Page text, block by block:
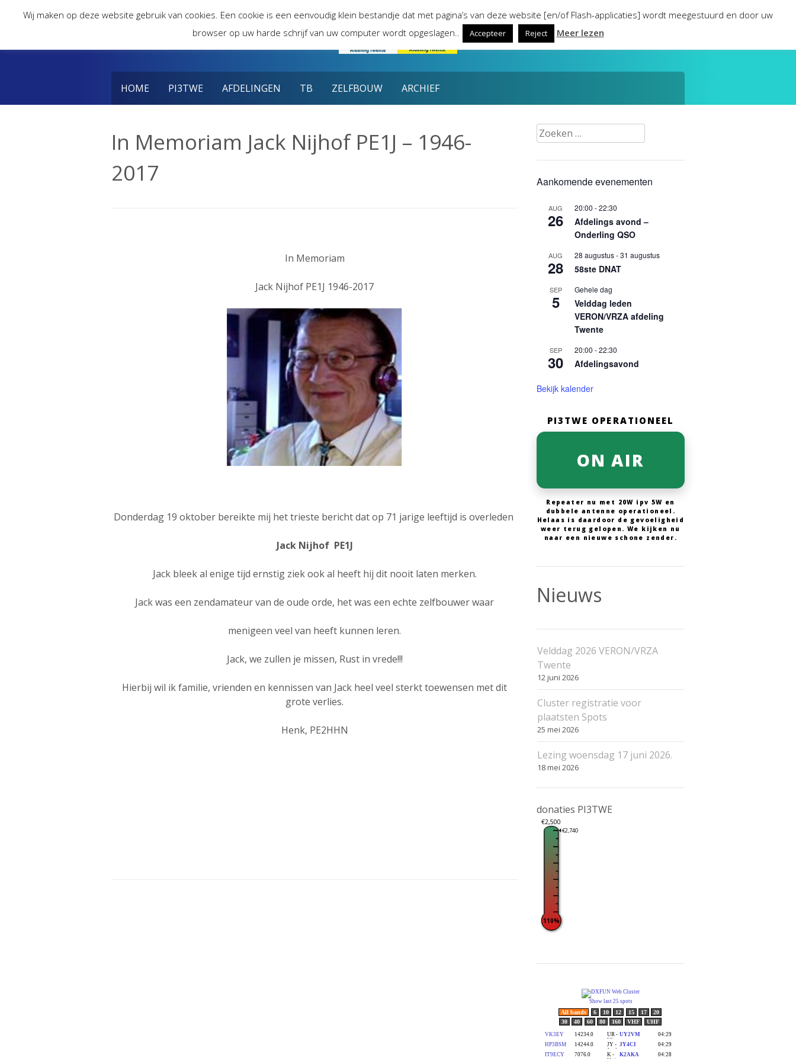
HOME PI3TWE AFDELINGEN TB ZELFBOUW ARCHIEF
In Memoriam Jack Nijhof PE1J – 1946-
2017
In Memoriam
Jack Nijhof PE1J 1946-2017
Donderdag 19 oktober bereikte mij het trieste bericht dat op 71 jarige leeftijd is overleden
Jack Nijhof PE1J
Jack bleek al enige tijd ernstig ziek ook al heeft hij dit nooit laten merken.
Jack was een zendamateur van de oude orde, het was een echte zelfbouwer waar
menigeen veel van heeft kunnen leren.
Jack, we zullen je missen, Rust in vrede!!!
Hierbij wil ik familie, vrienden en kennissen van Jack heel veel sterkt toewensen met dit
grote verlies.
Henk, PE2HHN
Zoeken
naar:
Aankomende evenementen
AUG
26
20:00 -22:30
Afdelings avond –
Onderling QSO
AUG
28
28 augustus-31 augustus
58ste DNAT
SEP
5
Gehele dag
Velddag leden
VERON/VRZA afdeling
Twente
SEP
30
20:00 -22:30
Afdelingsavond
Bekijk kalender
PI3TWE OPERATIONEEL
ON AIR
Repeater nu met 20W ipv 5W en
dubbele antenne operationeel.
Helaas is daardoor de gevoeligheid
weer terug gelopen. We kijken nu
naar een nieuwe schone zender.
Nieuws
Velddag 2026 VERON/VRZA
Twente
12 juni 2026
Cluster registratie voor
plaatsten Spots
25 mei 2026
Lezing woensdag 17 juni 2026.
18 mei 2026
donaties PI3TWE
€2,500
€2,740
110%
Wij maken op deze website gebruik van cookies. Een cookie is een eenvoudig klein bestandje dat met pagina’s van deze website [en/of Flash-applicaties] wordt meegestuurd en door uw
browser op uw harde schrijf van uw computer wordt opgeslagen..
Accepteer Reject Meer lezen